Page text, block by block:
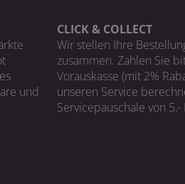
und
CLICK & COLLECT
Wir stellen Ihre
zusammen. Zahlen Sie
Vorauskasse (mit 2%
unseren Service
Servicepauschale von 5,-